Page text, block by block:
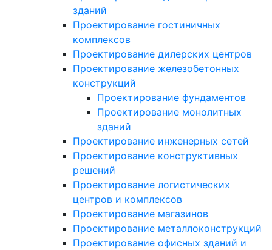
зданий
Проектирование гостиничных
комплексов
Проектирование дилерских центров
Проектирование железобетонных
конструкций
Проектирование фундаментов
Проектирование монолитных
зданий
Проектирование инженерных сетей
Проектирование конструктивных
решений
Проектирование логистических
центров и комплексов
Проектирование магазинов
Проектирование металлоконструкций
Проектирование офисных зданий и